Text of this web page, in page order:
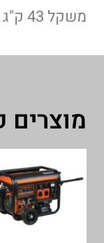
משקל 43 ק"ג
מוצרים